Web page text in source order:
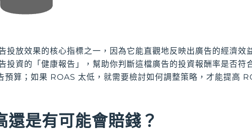
投放效果的核心指標之一，因為它能直觀地反映出廣告的經濟效
投資的「健康報告」，幫助你判斷這檔廣告的投資報酬率是否符
預算；如果 ROAS 太低，就需要檢討如何調整策略，才能提高
還是有可能會賠錢？